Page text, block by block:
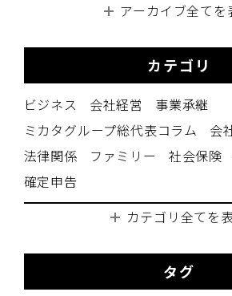
アーカイブ全てを
カテゴリ
ビジネス 会社経営
事業承継
ミカタグループ総代表コラム
会
法律関係
ファミリー 社会保険
確定申告
カテゴリ全てを
タグ